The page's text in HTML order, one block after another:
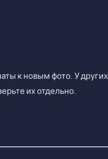
к новым фото. У других
их отдельно.